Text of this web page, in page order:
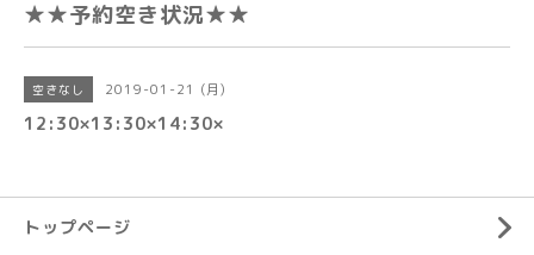
★★予約空き状況★★
空きなし 2019-01-21 (月)
12:30×13:30×14:30×
トップページ